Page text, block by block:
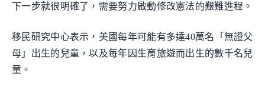
下一步就很明確了，需要努力啟動修改憲法的艱難進程。
移民研究中心表示，美國每年可能有多達40萬名「無證父
母」出生的兒童，以及每年因生育旅遊而出生的數千名兒
童。